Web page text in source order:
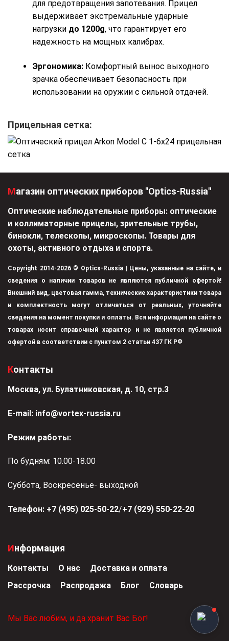
для предотвращения запотевания. Прицел
выдерживает экстремальные ударные
нагрузки до 1200g, что гарантирует его
надежность на мощных калибрах.
Эргономика: Комфортный вынос выходного
зрачка обеспечивает безопасность при
использовании на оружии с сильной отдачей.
Прицельная сетка:
Магазин оптических приборов "Optics-Russia"
Оптические наблюдательные приборы: оптические
и коллиматорные прицелы, зрительные трубы,
бинокли, телескопы, микроскопы. Товары для
охоты, активного отдыха и спорта.
Copyright 2014-2026 © Optics-Russia | Цены, указанные на сайте, и
сведения о наличии товаров не являются публичной офертой!
Внешний вид, цветовая гамма, технические характеристики товара
и комплектность могут отличаться от реальных, уточняйте
сведения на момент покупки и оплаты. Вся информация на сайте о
товарах носит справочный характер и не является публичной
офертой в соответствии с пунктом 2 статьи 437 ГК РФ
Контакты
Москва, ул. Булатниковская, д. 10, стр.3
Е-mail: info@vortex-russia.ru
Режим работы:
По будням: 10.00-18.00
Суббота, Воскресенье- выходной
Телефон: +7 (495) 025-50-22/+7 (929) 550-22-20
Информация
Контакты О нас
Доставка и оплата
Рассрочка
Распродажа Блог Словарь
Мы Вас любим, и да хранит Вас Бог!